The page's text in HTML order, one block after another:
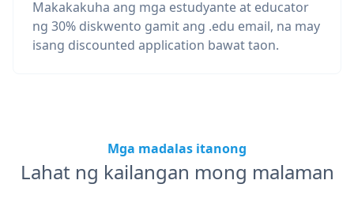
Makakakuha ang mga estudyante at educator
ng 30% diskwento gamit ang .edu email, na may
isang discounted application bawat taon.
Mga madalas itanong
Lahat ng kailangan mong malaman